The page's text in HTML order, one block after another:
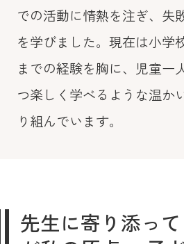
での活動に情熱を注ぎ、失
を学びました。現在は小学
までの経験を胸に、児童一
つ楽しく学べるような温か
り組んでいます。
先生に寄り添っ